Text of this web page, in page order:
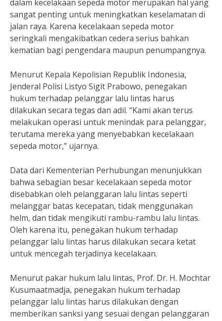
dalam kecelakaan sepeda motor merupakan hal yang
sangat penting untuk meningkatkan keselamatan di
jalan raya. Karena kecelakaan sepeda motor
seringkali mengakibatkan cedera serius bahkan
kematian bagi pengendara maupun penumpangnya.
Menurut Kepala Kepolisian Republik Indonesia,
Jenderal Polisi Listyo Sigit Prabowo, penegakan
hukum terhadap pelanggar lalu lintas harus
dilakukan secara tegas dan adil. “Kami akan terus
melakukan operasi untuk menindak para pelanggar,
terutama mereka yang menyebabkan kecelakaan
sepeda motor,” ujarnya.
Data dari Kementerian Perhubungan menunjukkan
bahwa sebagian besar kecelakaan sepeda motor
disebabkan oleh pelanggaran lalu lintas seperti
melanggar batas kecepatan, tidak menggunakan
helm, dan tidak mengikuti rambu-rambu lalu lintas.
Oleh karena itu, penegakan hukum terhadap
pelanggar lalu lintas harus dilakukan secara ketat
untuk mencegah terjadinya kecelakaan.
Menurut pakar hukum lalu lintas, Prof. Dr. H. Mochtar
Kusumaatmadja, penegakan hukum terhadap
pelanggar lalu lintas harus dilakukan dengan
memberikan sanksi yang sesuai dengan pelanggaran